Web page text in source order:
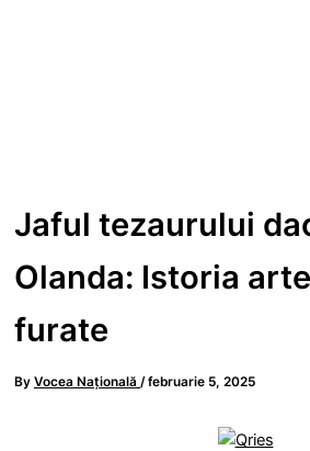
Jaful tezaurului
Olanda: Istoria
furate
By Vocea Națională /februarie 5, 2025